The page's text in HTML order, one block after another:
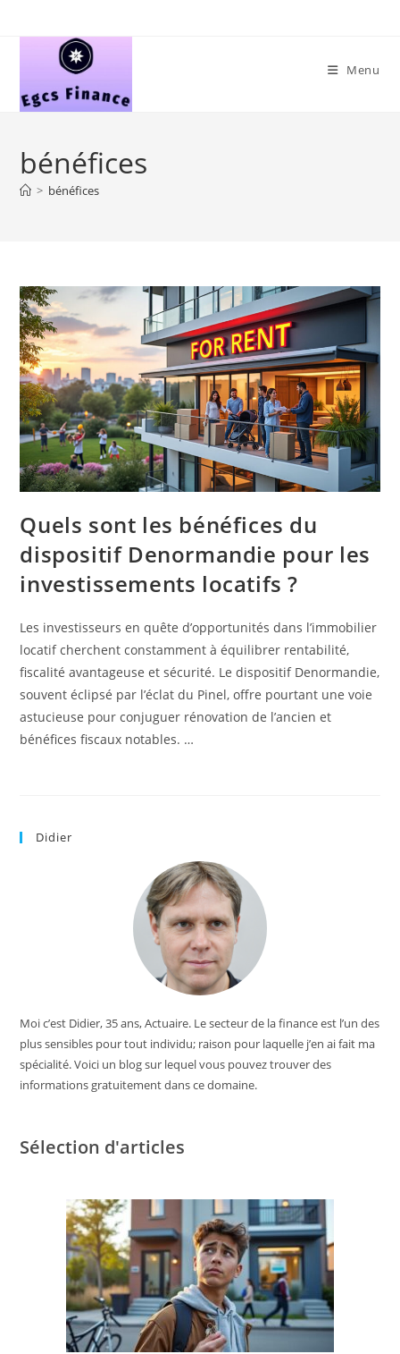
Menu
bénéfices
> bénéfices
Quels sont les bénéfices du
dispositif Denormandie pour les
investissements locatifs ?
Les investisseurs en quête d’opportunités dans l’immobilier
locatif cherchent constamment à équilibrer rentabilité,
fiscalité avantageuse et sécurité. Le dispositif Denormandie,
souvent éclipsé par l’éclat du Pinel, offre pourtant une voie
astucieuse pour conjuguer rénovation de l’ancien et
bénéfices fiscaux notables. …
Didier
Moi c’est Didier, 35 ans, Actuaire. Le secteur de la finance est l’un des
plus sensibles pour tout individu; raison pour laquelle j’en ai fait ma
spécialité. Voici un blog sur lequel vous pouvez trouver des
informations gratuitement dans ce domaine.
Sélection d'articles